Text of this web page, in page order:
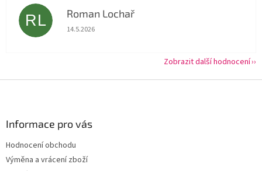
RL Roman Lochař
Hodnocení obchodu je 5 z 5 hvězdiček.
14.5.2026
Zobrazit další hodnocení
Informace pro vás
Hodnocení obchodu
Výměna a vrácení zboží